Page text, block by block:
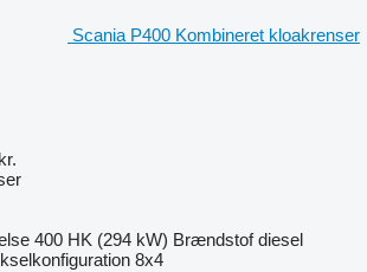
Scania P400 Kombineret kloakrenser
400 HK (294 kW) Brændstof diesel
8x4